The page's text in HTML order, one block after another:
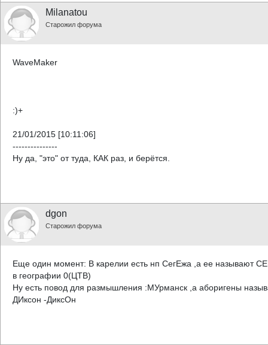
Milanatou
Старожил форума
WaveMaker
:)+
21/01/2015 [10:11:06]
---------------
Ну да, "это" от туда, КАК раз, и берётся.
dgon
Старожил форума
Еще один момент: В карелии есть нп СегЕжа ,а ее называют
в географии 0(ЦТВ)
Ну есть повод для размышления :МУрманск ,а аборигены
ДИксон -ДиксОн